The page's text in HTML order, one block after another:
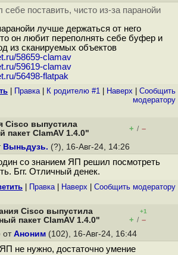
себе поставить, чисто из-за паранойи
лучше держаться от него
он любит переполнять себе буфер и
из сканируемых объектов
58659-clamav
59619-clamav
56498-flatpak
Правка| К родителю #1 Наверх
Cообщить
модератору
Cisco выпустила
пакет ClamAV 1.4.0"
+ / –
Выньдузь. (?), 16-Авг-24, 14:26
со знанием ЯП решил посмотреть
Бгг. Отличный денек.
Правка| Наверх Cообщить модератору
Cisco выпустила
пакет ClamAV 1.4.0"
+1
+ / –
от Аноним (102), 16-Авг-24, 16:44
не нужно, достаточно умение